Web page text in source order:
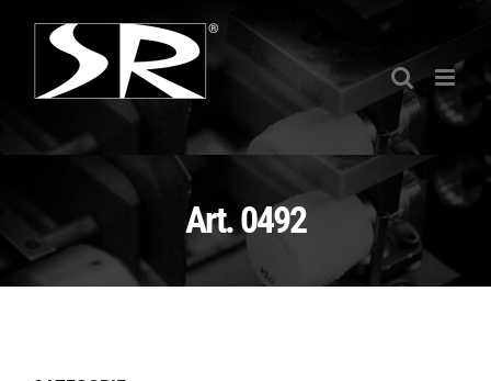
contenuto
Art. 0492